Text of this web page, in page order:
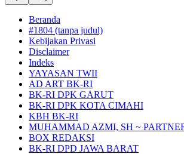
Beranda
#1804 (tanpa judul)
Kebijakan Privasi
Disclaimer
Indeks
YAYASAN TWII
AD ART BK-RI
BK-RI DPK GARUT
BK-RI DPK KOTA CIMAHI
KBH BK-RI
MUHAMMAD AZMI, SH ~
BOX REDAKSI
BK-RI DPD JAWA BARAT